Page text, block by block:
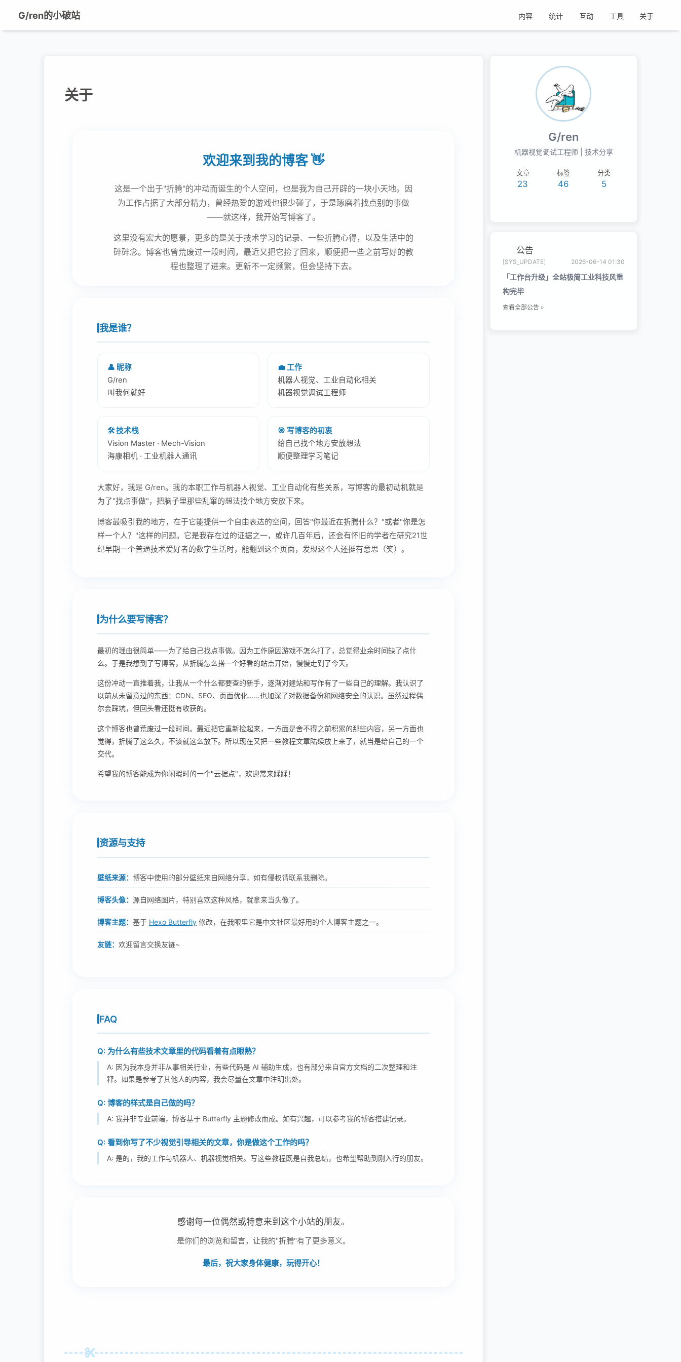
G/ren的小破站 内容 统计 互动 工具 关于
关于
欢迎来到我的博客 👋
这是一个出于"折腾"的冲动而诞生的个人空间，也是我为自己开辟的一块小天地。因
为工作占据了大部分精力，曾经热爱的游戏也很少碰了，于是琢磨着找点别的事做
——就这样，我开始写博客了。
这里没有宏大的愿景，更多的是关于技术学习的记录、一些折腾心得，以及生活中的
碎碎念。博客也曾荒废过一段时间，最近又把它捡了回来，顺便把一些之前写好的教
程也整理了进来。更新不一定频繁，但会坚持下去。
我是谁？
👤 昵称
G/ren
叫我何就好
💼 工作
机器人视觉、工业自动化相关
机器视觉调试工程师
🛠️ 技术栈
Vision Master · Mech-Vision
海康相机 · 工业机器人通讯
🎯 写博客的初衷
给自己找个地方安放想法
顺便整理学习笔记
大家好，我是 G/ren。我的本职工作与机器人视觉、工业自动化有些关系，写博客的最初动机就是
为了"找点事做"，把脑子里那些乱窜的想法找个地方安放下来。
博客最吸引我的地方，在于它能提供一个自由表达的空间，回答"你最近在折腾什么？"或者"你是怎
样一个人？"这样的问题。它是我存在过的证据之一，或许几百年后，还会有怀旧的学者在研究21世
纪早期一个普通技术爱好者的数字生活时，能翻到这个页面，发现这个人还挺有意思（笑）。
为什么要写博客？
最初的理由很简单——为了给自己找点事做。因为工作原因游戏不怎么打了，总觉得业余时间缺了点什
么。于是我想到了写博客，从折腾怎么搭一个好看的站点开始，慢慢走到了今天。
这份冲动一直推着我，让我从一个什么都要查的新手，逐渐对建站和写作有了一些自己的理解。我认识了
以前从未留意过的东西：CDN、SEO、页面优化……也加深了对数据备份和网络安全的认识。虽然过程偶
尔会踩坑，但回头看还挺有收获的。
这个博客也曾荒废过一段时间。最近把它重新捡起来，一方面是舍不得之前积累的那些内容，另一方面也
觉得，折腾了这么久，不该就这么放下。所以现在又把一些教程文章陆续放上来了，就当是给自己的一个
交代。
希望我的博客能成为你闲暇时的一个"云据点"，欢迎常来踩踩！
资源与支持
壁纸来源： 博客中使用的部分壁纸来自网络分享，如有侵权请联系我删除。
博客头像： 源自网络图片，特别喜欢这种风格，就拿来当头像了。
博客主题： 基于 Hexo Butterfly 修改，在我眼里它是中文社区最好用的个人博客主题之一。
友链： 欢迎留言交换友链~
FAQ
Q: 为什么有些技术文章里的代码看着有点眼熟？
A: 因为我本身并非从事相关行业，有些代码是 AI 辅助生成，也有部分来自官方文档的二次整理和注
释。如果是参考了其他人的内容，我会尽量在文章中注明出处。
Q: 博客的样式是自己做的吗？
A: 我并非专业前端，博客基于 Butterfly 主题修改而成。如有兴趣，可以参考我的博客搭建记录。
Q: 看到你写了不少视觉引导相关的文章，你是做这个工作的吗？
A: 是的，我的工作与机器人、机器视觉相关。写这些教程既是自我总结，也希望帮助到刚入行的朋友。
感谢每一位偶然或特意来到这个小站的朋友。
是你们的浏览和留言，让我的"折腾"有了更多意义。
最后，祝大家身体健康，玩得开心！
G/ren
机器视觉调试工程师 | 技术分享
文章
23
标签
46
分类
5
公告
[SYS_UPDATE] 2026-06-14 01:30
「工作台升级」全站极简工业科技风重
构完毕
查看全部公告 »